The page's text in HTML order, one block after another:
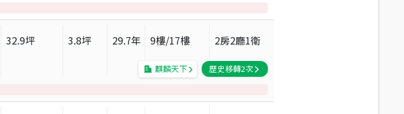
32.9坪 3.8坪 29.7年 9樓/17樓 2房2廳1衛
麒麟天下 歷史移轉2次